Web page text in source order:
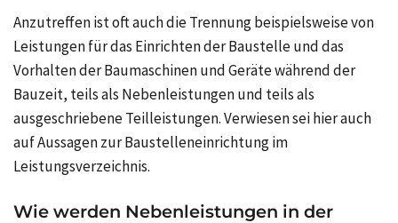
Anzutreffen ist oft auch die Trennung beispielsweise von
Leistungen für das Einrichten der Baustelle und das
Vorhalten der Baumaschinen und Geräte während der
Bauzeit, teils als Nebenleistungen und teils als
ausgeschriebene Teilleistungen. Verwiesen sei hier auch
auf Aussagen zurBaustelleneinrichtung im
Leistungsverzeichnis.
Wie werden Nebenleistungen in der